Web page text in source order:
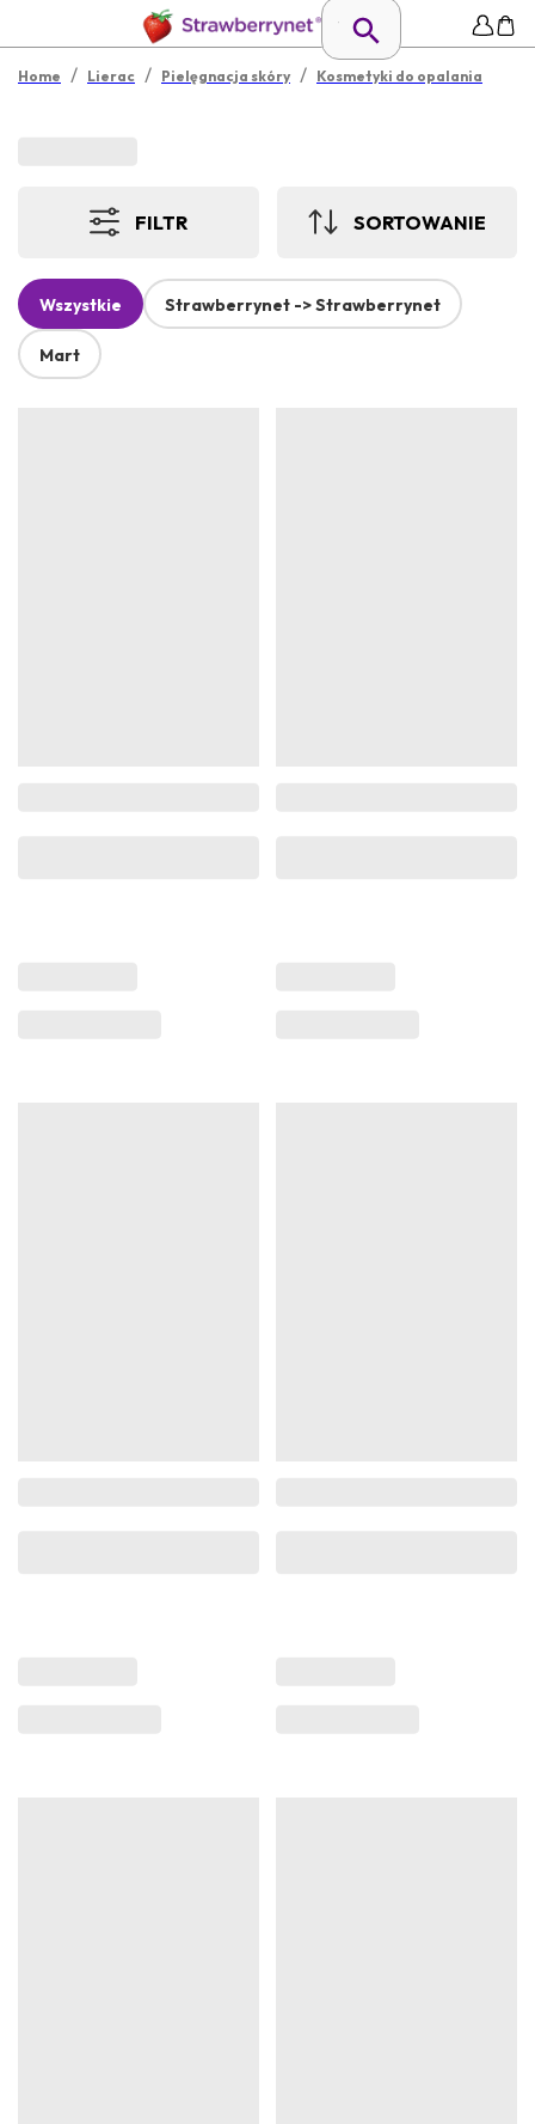
Home / Lierac / Pielęgnacja skóry / Kosmetyki do opalania
FILTR SORTOWANIE
Wszystkie Strawberrynet -> Strawberrynet
Mart